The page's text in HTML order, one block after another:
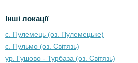
Інші локації
с. Пулемець (оз. Пулемецьке)
с. Пульмо (оз. Світязь)
ур. Гушово - Турбаза (оз. Світязь)